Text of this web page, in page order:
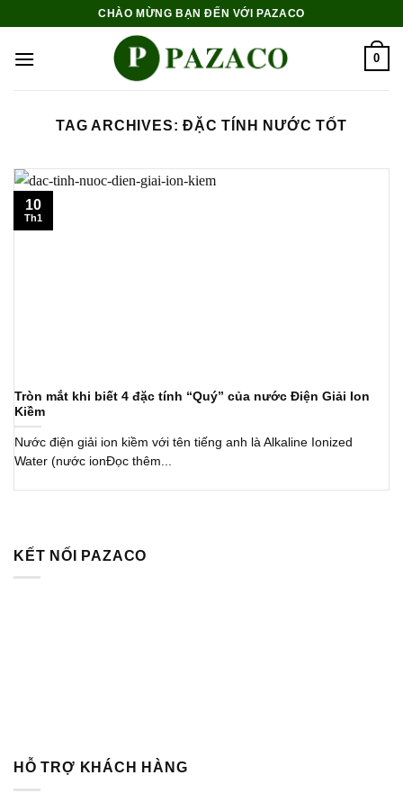
content
CHÀO MỪNG BẠN ĐẾN VỚI PAZACO
0
TAG ARCHIVES:ĐẶC TÍNH NƯỚC TỐT
Tròn mắt khi biết 4 đặc tính “Quý” của nước Điện Giải Ion
Kiềm
Nước điện giải ion kiềm với tên tiếng anh là Alkaline Ionized
Water (nước ionĐọc thêm...
10
Th1
KẾT NỐI PAZACO
HỖ TRỢ KHÁCH HÀNG